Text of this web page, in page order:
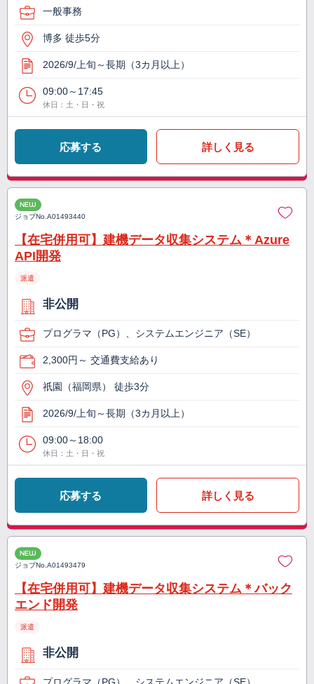
一般事務
博多 徒歩5分
2026/9/上旬～長期（3カ月以上）
09:00～17:45
休日：土・日・祝
応募する 詳しく見る
NEW
ジョブNo.A01493440
【在宅併用可】建機データ収集システム＊Azure
API開発
派遣
非公開
プログラマ（PG）、システムエンジニア（SE）
2,300円～ 交通費支給あり
祇園（福岡県） 徒歩3分
2026/9/上旬～長期（3カ月以上）
09:00～18:00
休日：土・日・祝
応募する 詳しく見る
NEW
ジョブNo.A01493479
【在宅併用可】建機データ収集システム＊バック
エンド開発
派遣
非公開